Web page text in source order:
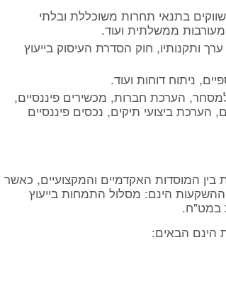
בתנאי תחרות משוכללת ובלתי
מעורבות ממשלתית ועוד.
ותקנותיו, חוק הסדרת העיסוק בייעוץ
ניתוח דוחות ועוד.
הערכת חברות, מכשירים פיננסיים,
הערכת ביצועי תיקים, נכסים פיננסיים
בין המוסדות האקדמיים והמקצועיים, כאשר
ההשקעות הינם: מסלול התמחות בייעוץ
במט"ח.
הינם הבאים: